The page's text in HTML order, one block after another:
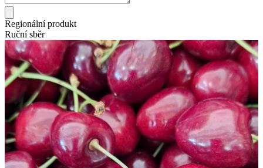
Regionální produkt
Ruční sběr